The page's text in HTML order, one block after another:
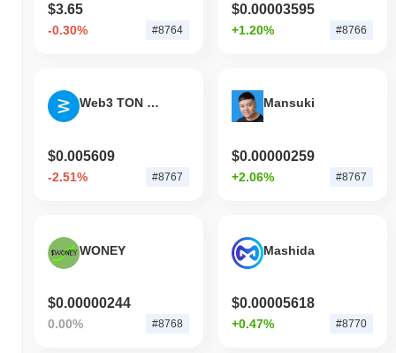
$3.65
-0.30% #8764
$0.00003595
+1.20% #8766
Web3 TON Token
$0.005609
-2.51% #8767
Mansuki
$0.00000259
+2.06% #8767
WONEY
$0.00000244
0.00% #8768
Mashida
$0.00005618
+0.47% #8770